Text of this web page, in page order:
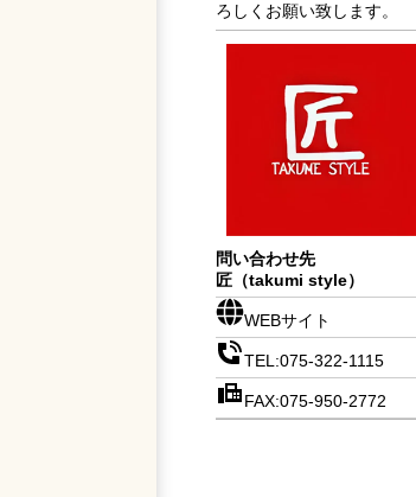
ろしくお願い致します。
問い合わせ先
匠（takumi style）
WEBサイト
TEL:075-322-1115
FAX:075-950-2772